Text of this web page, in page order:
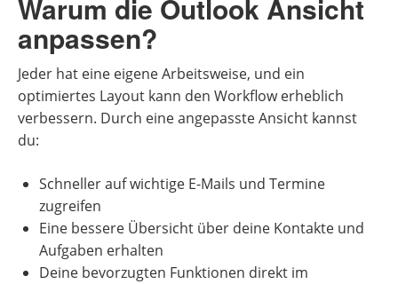
Warum die Outlook Ansicht
anpassen?
Jeder hat eine eigene Arbeitsweise, und ein
optimiertes Layout kann den Workflow erheblich
verbessern. Durch eine angepasste Ansicht kannst
du:
Schneller auf wichtige E-Mails und Termine
zugreifen
Eine bessere Übersicht über deine Kontakte und
Aufgaben erhalten
Deine bevorzugten Funktionen direkt im